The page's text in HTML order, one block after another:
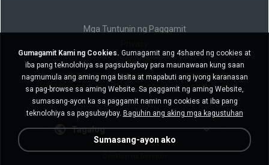
Mga Tuntunin ng Paggamit
Suporta
Huwag ibenta ang aking personal na impormasyon
Huwag ibahagi ang aking personal na impormasyon
Tagalog
Gumagamit Kami ng Cookies. Gumagamit ang 4shared ng cookies at
iba pang teknolohiya sa pagsubaybay para maunawaan kung saan
nagmumula ang aming mga bisita at mapabuti ang iyong karanasan
sa pag-browse sa aming Website. Sa paggamit ng aming Website,
sumasang-ayon ka sa paggamit namin ng cookies at iba pang
teknolohiya sa pagsubaybay. Baguhin ang aking mga kagustuhan
Sumasang-ayon ako